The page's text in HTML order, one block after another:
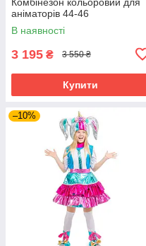
аніматорів 44-46
В наявності
3 195 ₴ 3 550 ₴
Купити
–10%